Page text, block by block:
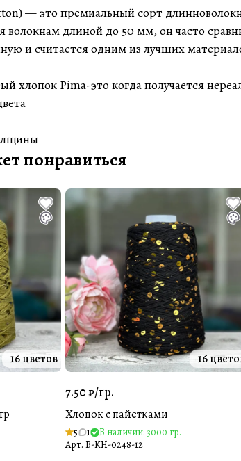
— это премиальный сорт
волокнам длиной до 50 мм, он часто
и считается одним из лучших
хлопок Pima-это когда получается
понравиться
16 цветов 16
7.50 ₽/гр.
Хлопок с пайетками
5 1
В наличии: 3000 гр.
Арт. B-KH-0248-12